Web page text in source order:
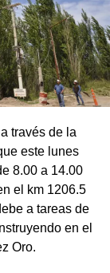
través de la
este lunes
8.00 a 14.00
el km 1206.5
a tareas de
en el
Oro.